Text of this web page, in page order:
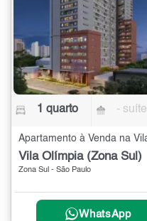
1 quarto - suíte
Vila Olímpia (Zona Sul)
Zona Sul - São Paulo
WhatsApp